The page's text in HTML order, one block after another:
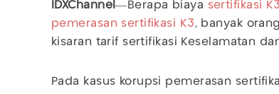
IDXChannel—Berapa biaya sertifikasi K3
pemerasan sertifikasi K3 , banyak
kisaran tarif sertifikasi Keselamatan
Pada kasus korupsi pemerasan